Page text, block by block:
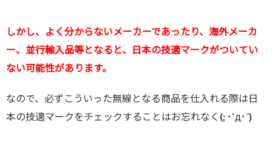
しかし、よく分からないメーカーであったり、海外メーカ
ー、並行輸入品等となると、日本の技適マークがついてい
ない可能性があります。
なので、必ずこういった無線となる商品を仕入れる際は日
本の技適マークをチェックすることはお忘れなく(; ･`д･´)